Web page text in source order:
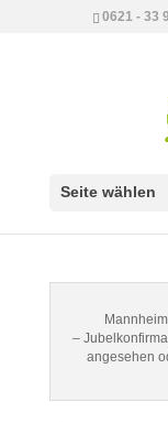
0621 - 33
Seite wählen
–
angesehen